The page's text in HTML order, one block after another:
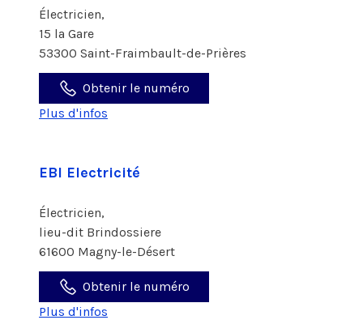
Électricien,
15 la Gare
53300 Saint-Fraimbault-de-Prières
Obtenir le numéro
Plus d'infos
EBI Electricité
Électricien,
lieu-dit Brindossiere
61600 Magny-le-Désert
Obtenir le numéro
Plus d'infos